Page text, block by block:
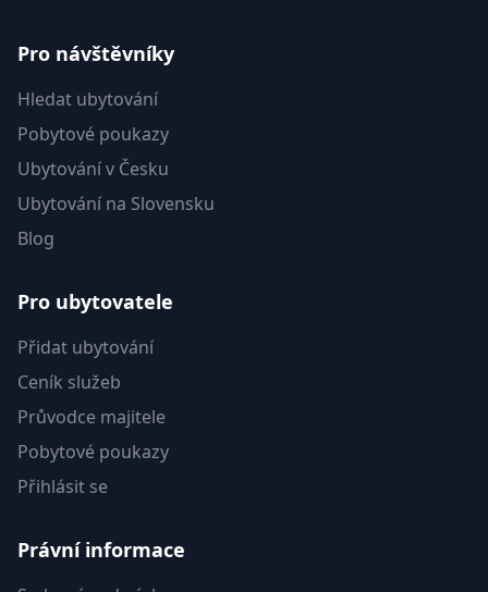
Pro návštěvníky
Hledat ubytování
Pobytové poukazy
Ubytování v Česku
Ubytování na Slovensku
Blog
Pro ubytovatele
Přidat ubytování
Ceník služeb
Průvodce majitele
Pobytové poukazy
Přihlásit se
Právní informace